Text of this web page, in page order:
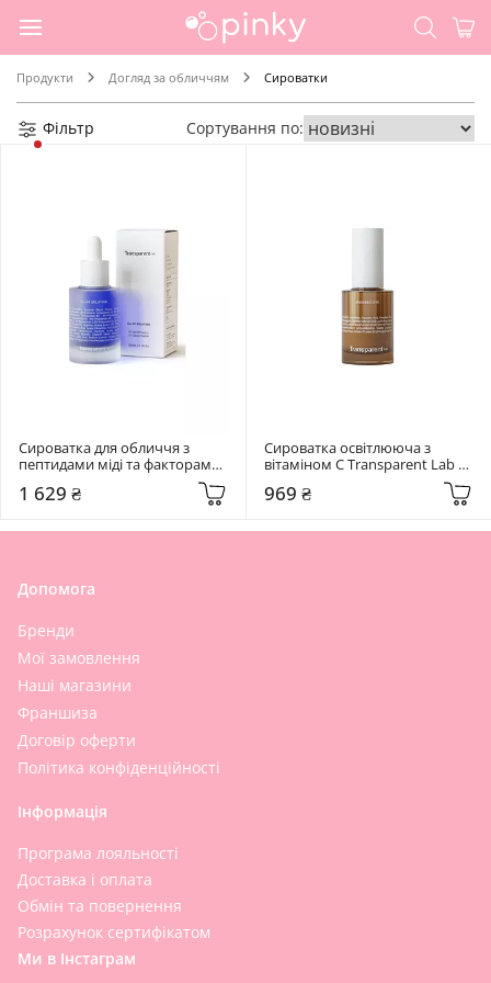
Продукти Догляд за обличчям Сироватки
Фільтр Сортування по:
Сироватка для обличчя з
пептидами міді та факторами
росту Transparent Lab 30 мл
Cu-GF Solution
1 629 ₴
Сироватка освітлююча з
вітаміном C Transparent Lab 30
969 ₴
Допомога
Бренди
Мої замовлення
Наші магазини
Франшиза
Договір оферти
Політика конфіденційності
Інформація
Програма лояльності
Доставка і оплата
Обмін та повернення
Розрахунок сертифікатом
Ми в Інстаграм